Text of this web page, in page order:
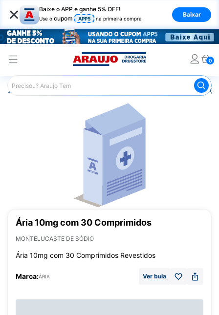
× Baixe o APP e ganhe 5% OFF!
Use o cupom APP5 na primeira compra
Baixar
0
Araujo Medicamentos Remédios para Alergias e
Ária 10mg com 30 Comprimidos
MONTELUCASTE DE SÓDIO
Ária 10mg com 30 Comprimidos Revestidos
Marca:ÁRIA Ver bula